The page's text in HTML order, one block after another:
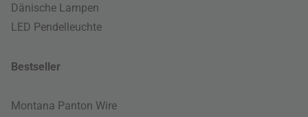
Dänische Lampen
LED Pendelleuchte
Bestseller
Montana Panton Wire